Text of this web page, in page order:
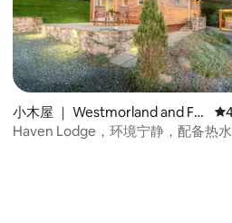
分（满分 5 分），共 697 条评价
小木屋 ｜ Westmorland and Fur
ness
平
Haven Lodge，环境宁静，配备热